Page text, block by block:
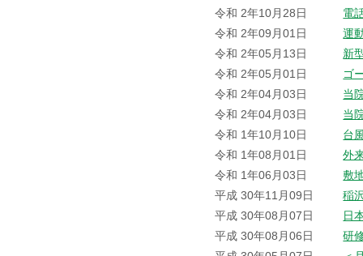
令和 2年10月28日
電
令和 2年09月01日
運
令和 2年05月13日
新
令和 2年05月01日
ゴ
令和 2年04月03日
当
令和 2年04月03日
当
令和 1年10月10日
台
令和 1年08月01日
外
令和 1年06月03日
敷
平成 30年11月09日
稲
平成 30年08月07日
日
平成 30年08月06日
研